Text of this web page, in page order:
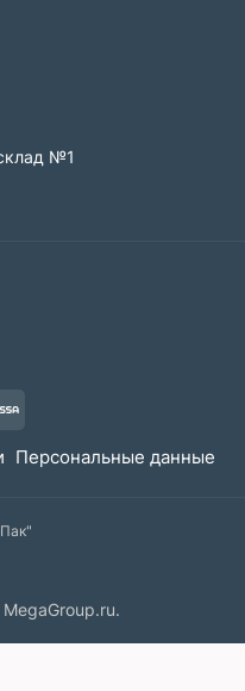
№1
Персональные данные